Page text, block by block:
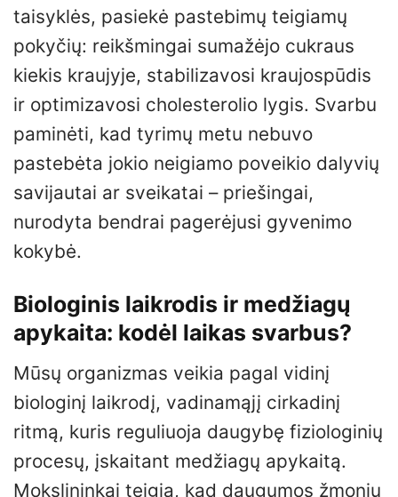
taisyklės, pasiekė pastebimų teigiamų
pokyčių: reikšmingai sumažėjo cukraus
kiekis kraujyje, stabilizavosi kraujospūdis
ir optimizavosi cholesterolio lygis. Svarbu
paminėti, kad tyrimų metu nebuvo
pastebėta jokio neigiamo poveikio dalyvių
savijautai ar sveikatai – priešingai,
nurodyta bendrai pagerėjusi gyvenimo
kokybė.
Biologinis laikrodis ir medžiagų
apykaita: kodėl laikas svarbus?
Mūsų organizmas veikia pagal vidinį
biologinį laikrodį, vadinamąjį cirkadinį
ritmą, kuris reguliuoja daugybę fiziologinių
procesų, įskaitant medžiagų apykaitą.
Mokslininkai teigia, kad daugumos žmonių